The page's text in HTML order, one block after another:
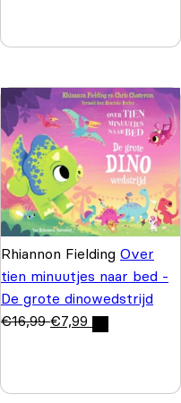
Rhiannon Fielding Over
tien minuutjes naar bed -
De grote dinowedstrijd
€16,99 €7,99